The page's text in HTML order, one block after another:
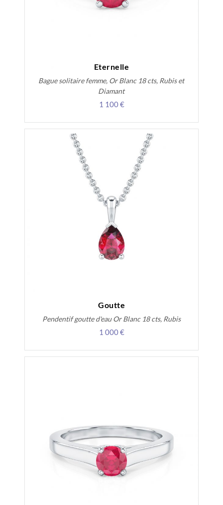
Eternelle
Bague solitaire femme, Or Blanc 18 cts, Rubis et
Diamant
1 100 €
Goutte
Pendentif goutte d'eau Or Blanc 18 cts, Rubis
1 000 €